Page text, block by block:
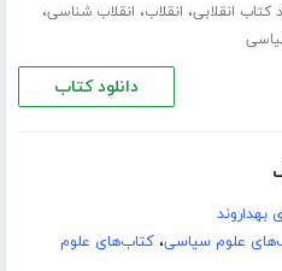
کتاب انقلابی، انقلاب، انقلاب شناسی،
دانلود کتاب
علوم سیاسی،کتاب‌های علوم